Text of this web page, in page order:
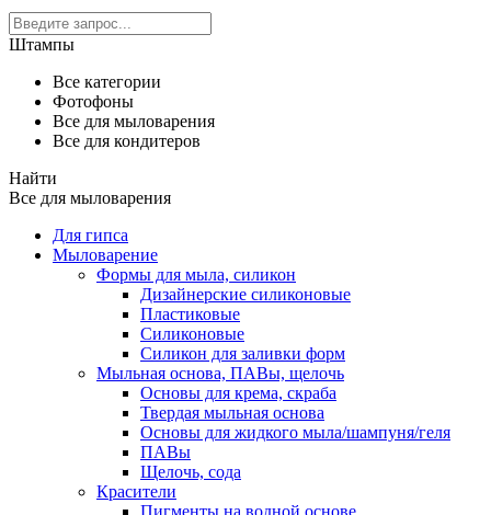
Штампы
Все категории
Фотофоны
Все для мыловарения
Все для кондитеров
Найти
Все для мыловарения
Для гипса
Мыловарение
Формы для мыла, силикон
Дизайнерские силиконовые
Пластиковые
Силиконовые
Силикон для заливки форм
Мыльная основа, ПАВы, щелочь
Основы для крема, скраба
Твердая мыльная основа
Основы для жидкого мыла/шампуня/геля
ПАВы
Щелочь, сода
Красители
Пигменты на водной основе